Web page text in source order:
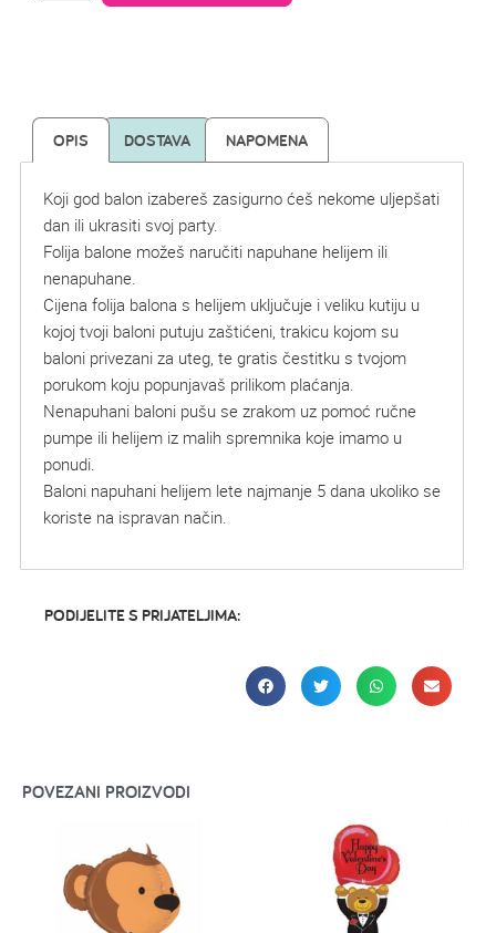
OPIS DOSTAVA NAPOMENA
Koji god balon izabereš zasigurno ćeš nekome uljepšati
dan ili ukrasiti svoj party.
Folija balone možeš naručiti napuhane helijem ili
nenapuhane.
Cijena folija balona s helijem uključuje i veliku kutiju u
kojoj tvoji baloni putuju zaštićeni, trakicu kojom su
baloni privezani za uteg, te gratis čestitku s tvojom
porukom koju popunjavaš prilikom plaćanja.
Nenapuhani baloni pušu se zrakom uz pomoć ručne
pumpe ili helijem iz malih spremnika koje imamo u
ponudi.
Baloni napuhani helijem lete najmanje 5 dana ukoliko se
koriste na ispravan način.
PODIJELITE S PRIJATELJIMA:
POVEZANI PROIZVODI